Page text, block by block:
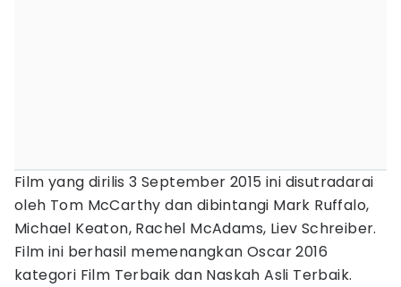
Film yang dirilis 3 September 2015 ini disutradarai
oleh Tom McCarthy dan dibintangi Mark Ruffalo,
Michael Keaton, Rachel McAdams, Liev Schreiber.
Film ini berhasil memenangkan Oscar 2016
kategori Film Terbaik dan Naskah Asli Terbaik.